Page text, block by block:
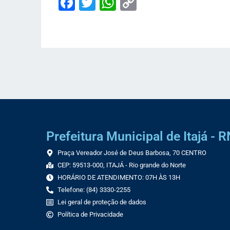
Prefeitura Municipal de Itajá -
Praça Vereador José de Deus Barbosa, 70 CENTRO
CEP: 59513-000, ITAJÁ - Rio grande do Norte
HORÁRIO DE ATENDIMENTO: 07H ÀS 13H
Telefone: (84) 3330-2255
Lei geral de proteção de dados
Política de Privacidade